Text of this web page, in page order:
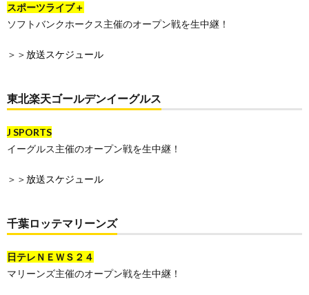
スポーツライブ＋
ソフトバンクホークス主催のオープン戦を生中継！
＞＞放送スケジュール
東北楽天ゴールデンイーグルス
J SPORTS
イーグルス主催のオープン戦を生中継！
＞＞放送スケジュール
千葉ロッテマリーンズ
日テレＮＥＷＳ２４
マリーンズ主催のオープン戦を生中継！